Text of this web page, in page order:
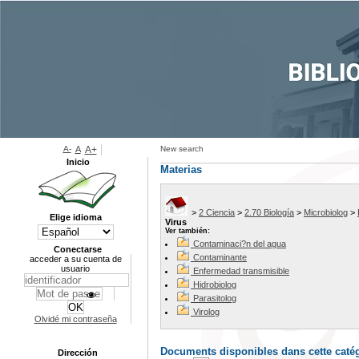
New search
Materias
> 2 Ciencia > 2.70 Biología > Microbiolog >
Virus
Ver también:
Contaminaci?n del agua
Contaminante
Enfermedad transmisible
Hidrobiolog
Parasitolog
Virolog
Documents disponibles dans cette
A- A A+
Inicio
Elige idioma
Conectarse
acceder a su cuenta de
usuario
Olvidé mi contraseña
Dirección